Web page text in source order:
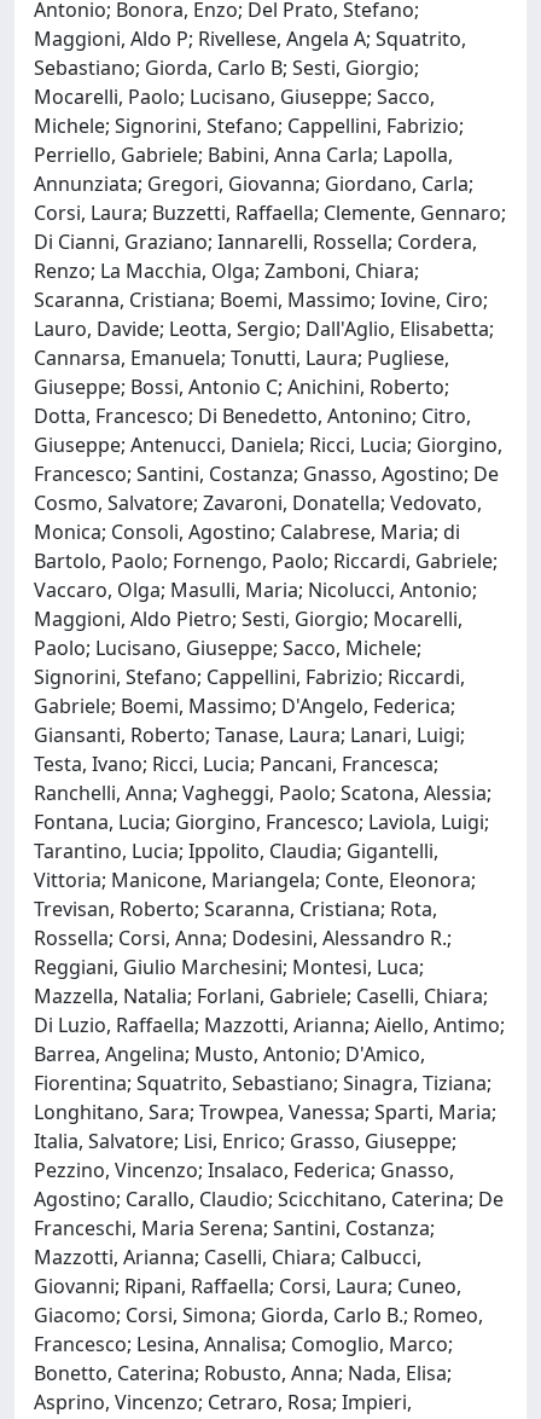
Antonio; Bonora, Enzo; Del Prato, Stefano;
Maggioni, Aldo P; Rivellese, Angela A; Squatrito,
Sebastiano; Giorda, Carlo B; Sesti, Giorgio;
Mocarelli, Paolo; Lucisano, Giuseppe; Sacco,
Michele; Signorini, Stefano; Cappellini, Fabrizio;
Perriello, Gabriele; Babini, Anna Carla; Lapolla,
Annunziata; Gregori, Giovanna; Giordano, Carla;
Corsi, Laura; Buzzetti, Raffaella; Clemente, Gennaro;
Di Cianni, Graziano; Iannarelli, Rossella; Cordera,
Renzo; La Macchia, Olga; Zamboni, Chiara;
Scaranna, Cristiana; Boemi, Massimo; Iovine, Ciro;
Lauro, Davide; Leotta, Sergio; Dall'Aglio, Elisabetta;
Cannarsa, Emanuela; Tonutti, Laura; Pugliese,
Giuseppe; Bossi, Antonio C; Anichini, Roberto;
Dotta, Francesco; Di Benedetto, Antonino; Citro,
Giuseppe; Antenucci, Daniela; Ricci, Lucia; Giorgino,
Francesco; Santini, Costanza; Gnasso, Agostino; De
Cosmo, Salvatore; Zavaroni, Donatella; Vedovato,
Monica; Consoli, Agostino; Calabrese, Maria; di
Bartolo, Paolo; Fornengo, Paolo; Riccardi, Gabriele;
Vaccaro, Olga; Masulli, Maria; Nicolucci, Antonio;
Maggioni, Aldo Pietro; Sesti, Giorgio; Mocarelli,
Paolo; Lucisano, Giuseppe; Sacco, Michele;
Signorini, Stefano; Cappellini, Fabrizio; Riccardi,
Gabriele; Boemi, Massimo; D'Angelo, Federica;
Giansanti, Roberto; Tanase, Laura; Lanari, Luigi;
Testa, Ivano; Ricci, Lucia; Pancani, Francesca;
Ranchelli, Anna; Vagheggi, Paolo; Scatona, Alessia;
Fontana, Lucia; Giorgino, Francesco; Laviola, Luigi;
Tarantino, Lucia; Ippolito, Claudia; Gigantelli,
Vittoria; Manicone, Mariangela; Conte, Eleonora;
Trevisan, Roberto; Scaranna, Cristiana; Rota,
Rossella; Corsi, Anna; Dodesini, Alessandro R.;
Reggiani, Giulio Marchesini; Montesi, Luca;
Mazzella, Natalia; Forlani, Gabriele; Caselli, Chiara;
Di Luzio, Raffaella; Mazzotti, Arianna; Aiello, Antimo;
Barrea, Angelina; Musto, Antonio; D'Amico,
Fiorentina; Squatrito, Sebastiano; Sinagra, Tiziana;
Longhitano, Sara; Trowpea, Vanessa; Sparti, Maria;
Italia, Salvatore; Lisi, Enrico; Grasso, Giuseppe;
Pezzino, Vincenzo; Insalaco, Federica; Gnasso,
Agostino; Carallo, Claudio; Scicchitano, Caterina; De
Franceschi, Maria Serena; Santini, Costanza;
Mazzotti, Arianna; Caselli, Chiara; Calbucci,
Giovanni; Ripani, Raffaella; Corsi, Laura; Cuneo,
Giacomo; Corsi, Simona; Giorda, Carlo B.; Romeo,
Francesco; Lesina, Annalisa; Comoglio, Marco;
Bonetto, Caterina; Robusto, Anna; Nada, Elisa;
Asprino, Vincenzo; Cetraro, Rosa; Impieri,